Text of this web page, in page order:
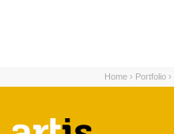
U bent hier
Home › Portfolio ›